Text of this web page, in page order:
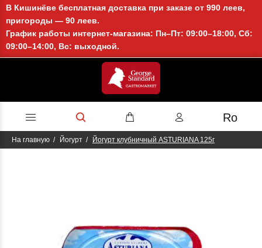
В Кишинёве бесплатная доставка при заказе от 990 леев,
пригороды — 90 леев.
График работы интернет-магазина: Пн–Пт: 09:00–18:00, Сб:
09:00–14:00, Вс: выходной.
Ro
На главную Йогурт Йогурт клубничный ASTURIANA 125г